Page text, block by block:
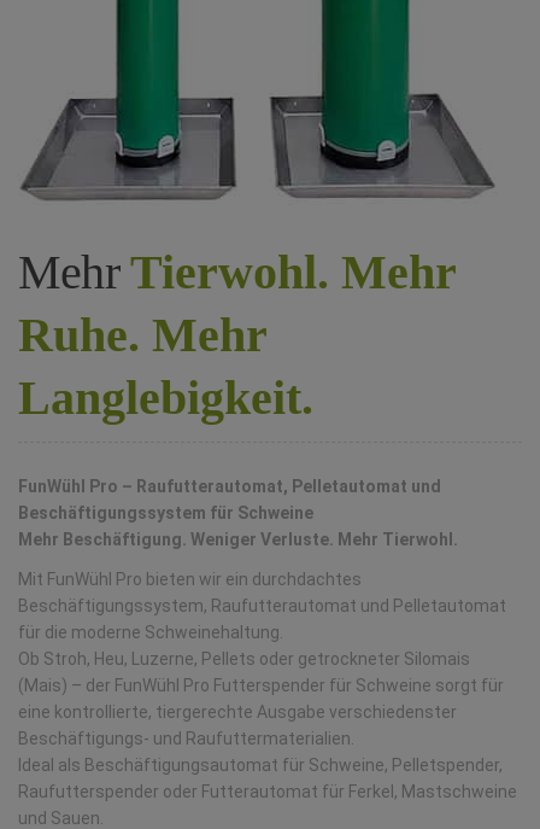
MehrTierwohl. Mehr
Ruhe. Mehr
Langlebigkeit.
FunWühl Pro – Raufutterautomat, Pelletautomat und
Beschäftigungssystem für Schweine
Mehr Beschäftigung. Weniger Verluste. Mehr Tierwohl.
Mit FunWühl Pro bieten wir ein durchdachtes
Beschäftigungssystem, Raufutterautomat und Pelletautomat
für die moderne Schweinehaltung.
Ob Stroh, Heu, Luzerne, Pellets oder getrockneter Silomais
(Mais) – der FunWühl Pro Futterspender für Schweine sorgt für
eine kontrollierte, tiergerechte Ausgabe verschiedenster
Beschäftigungs- und Raufuttermaterialien.
Ideal als Beschäftigungsautomat für Schweine, Pelletspender,
Raufutterspender oder Futterautomat für Ferkel, Mastschweine
und Sauen.